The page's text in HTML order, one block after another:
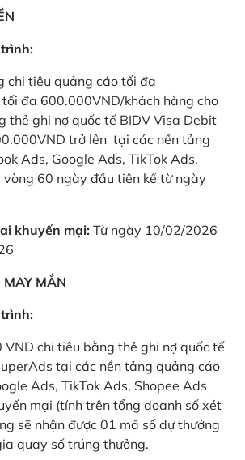
chi tiêu quảng cáo tối đa
đa 600.000VND/khách hàng cho
thẻ ghi nợ quốc tế BIDV Visa Debit
trở lên tại các nền tảng
Ads, Google Ads, TikTok Ads,
vòng 60 ngày đầu tiên kể từ ngày
khuyến mại: Từ ngày 10/02/2026
MẮN
chi tiêu bằng thẻ ghi nợ quốc tế
tại các nền tảng quảng cáo
Ads, TikTok Ads, Shopee Ads
mại (tính trên tổng doanh số xét
sẽ nhận được 01 mã số dự thưởng
quay số trúng thưởng.